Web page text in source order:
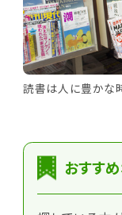
読書は人に豊かな
おすす